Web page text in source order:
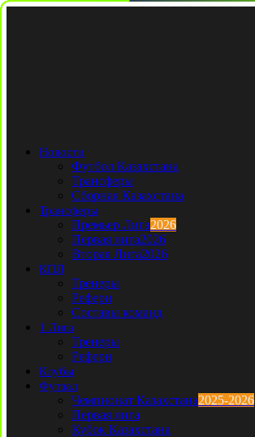
Новости
Футбол Казахстана
Трансферы
Сборная Казахстана
Трансферы
Премьер Лига2026
Первая лига2026
Вторая Лига2026
КПЛ
Тренеры
Рефери
Составы команд
1 Лига
Тренеры
Рефери
Клубы
Футзал
Чемпионат Казахстана2025-2026
Первая лига
Кубок Казахстана